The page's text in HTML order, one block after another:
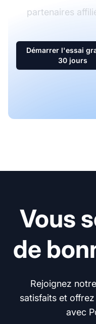
partenaires
Démarrer l'essai
30 jours
Vous
de
Rejoignez
satisfaits et
avec